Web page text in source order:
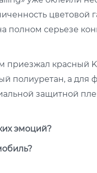
цветовой
полном серьезе
приезжал красный
полиуретан, а для
защитной
эмоций?